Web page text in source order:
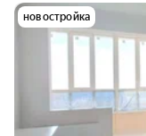
новостройка